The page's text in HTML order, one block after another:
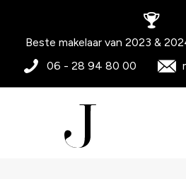
Beste makelaar van 2023 &
06 - 28 94 80 00